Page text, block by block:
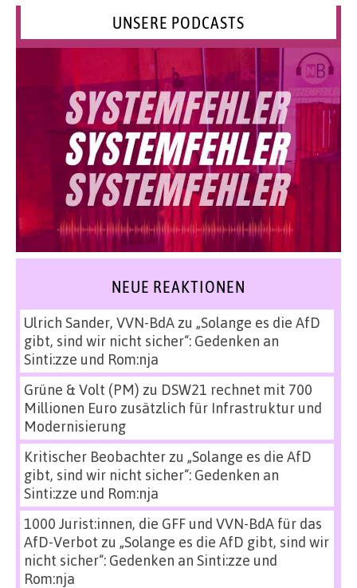
UNSERE PODCASTS
NEUE REAKTIONEN
Ulrich Sander, VVN-BdAzu „Solange es die AfD
gibt, sind wir nicht sicher“: Gedenken an
Sinti:zze und Rom:nja
Grüne & Volt (PM) zu DSW21 rechnet mit 700
Millionen Euro zusätzlich für Infrastruktur und
Modernisierung
Kritischer Beobachterzu „Solange es die AfD
gibt, sind wir nicht sicher“: Gedenken an
Sinti:zze und Rom:nja
1000 Jurist:innen, die GFF und VVN-BdA für das
AfD-Verbot zu „Solange es die AfD gibt, sind wir
nicht sicher“: Gedenken an Sinti:zze und
Rom:nja